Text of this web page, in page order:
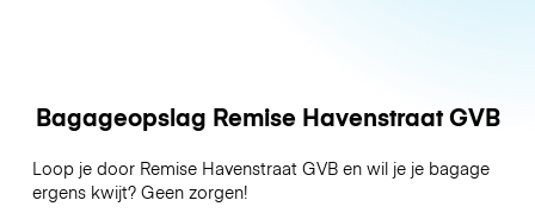
Bagageopslag Remise Havenstraat GVB
Loop je door Remise Havenstraat GVB en wil je je bagage
ergens kwijt? Geen zorgen!